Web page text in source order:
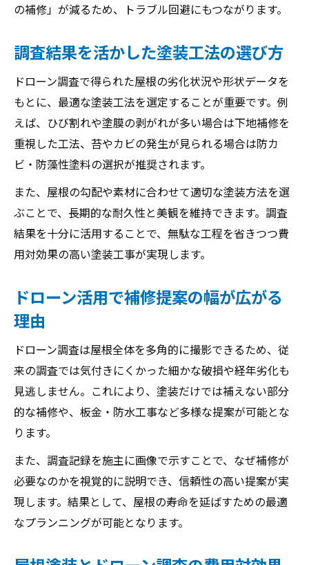
の補修」が減るため、トラブル回避にもつながります。
調査結果を活かした塗装工法の選び方
ドローン調査で得られた屋根の劣化状況や形状データを
もとに、最適な塗装工法を選定することが重要です。例
えば、ひび割れや塗膜の剥がれが多い場合は下地補修を
重視した工法、苔やカビの発生が見られる場合は防カ
ビ・防藻性塗料の選択が推奨されます。
また、屋根の勾配や素材に合わせて適切な塗装方法を選
ぶことで、長期的な耐久性と美観を維持できます。調査
結果を十分に活用することで、無駄な工程を省きつつ費
用対効果の高い塗装工事が実現します。
ドローン活用で補修提案の幅が広がる
理由
ドローン調査は屋根全体を多角的に撮影できるため、従
来の調査では気付きにくかった細かな破損や経年劣化も
見逃しません。これにより、塗装だけでは補えない部分
的な補修や、板金・防水工事など多様な提案が可能とな
ります。
また、調査記録を施主に画像で示すことで、なぜ補修が
必要なのかを視覚的に説明でき、信頼性の高い提案が実
現します。結果として、屋根の寿命を延ばすための最適
なプランニングが可能となります。